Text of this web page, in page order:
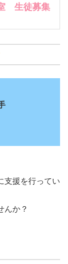
生徒募集
支援を行ってい
んか？